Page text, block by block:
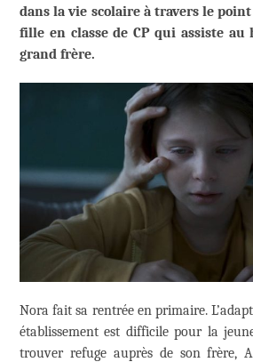
dans la vie scolaire à travers le
fille en classe de CP qui assiste au
grand frère.
Nora fait sa rentrée en primaire.
établissement est difficile pour la
trouver refuge auprès de son frère,